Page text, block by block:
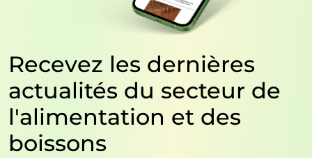
Recevez les dernières
actualités du secteur de
l'alimentation et des
boissons